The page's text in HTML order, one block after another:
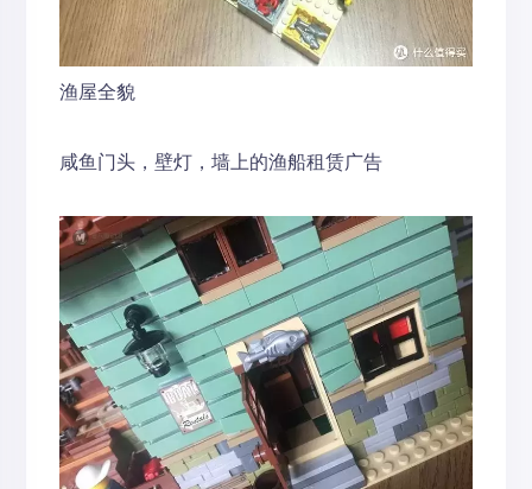
渔屋全貌
咸鱼门头，壁灯，墙上的渔船租赁广告